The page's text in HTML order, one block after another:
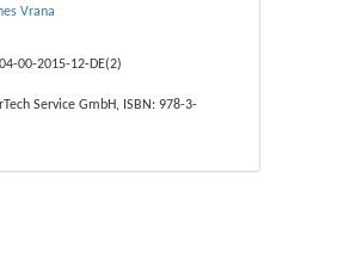
Vrana
00-2015-12-DE(2)
Service GmbH, ISBN: 978-3-